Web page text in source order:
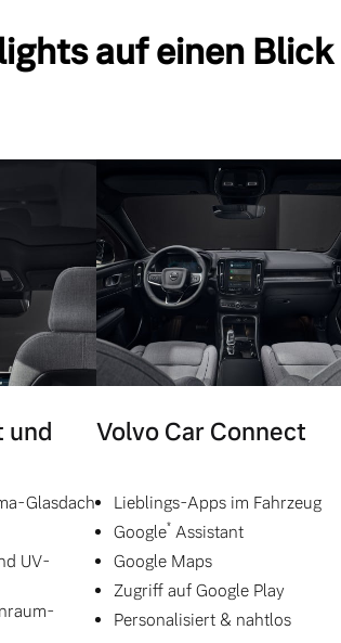
auf einen Blick
und
Glasdach
UV-
Volvo Car Connect
Lieblings-Apps im Fahrzeug
Google* Assistant
Google Maps
Zugriff auf Google Play
Personalisiert & nahtlos